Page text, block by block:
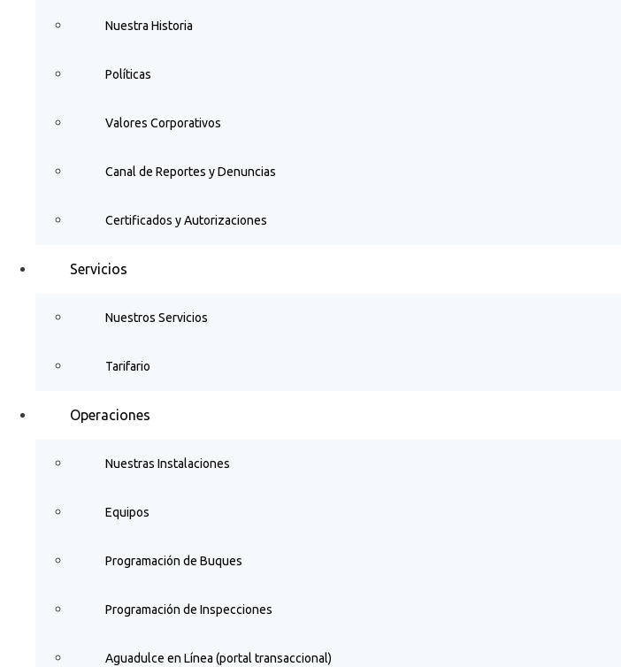
Nuestra Historia
Políticas
Valores Corporativos
Canal de Reportes y Denuncias
Certificados y Autorizaciones
Servicios
Nuestros Servicios
Tarifario
Operaciones
Nuestras Instalaciones
Equipos
Programación de Buques
Programación de Inspecciones
Aguadulce en Línea (portal transaccional)